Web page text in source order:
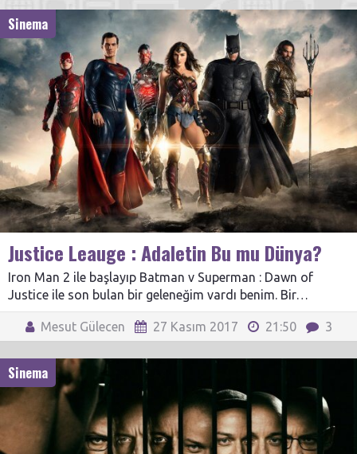
Sinema
Justice Leauge : Adaletin Bu mu Dünya?
Iron Man 2 ile başlayıp Batman v Superman : Dawn of
Justice ile son bulan bir geleneğim vardı benim. Bir…
Mesut Gülecen 27 Kasım 2017 21:50 3
Sinema